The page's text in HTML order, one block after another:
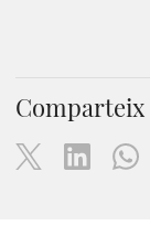
Comparteix